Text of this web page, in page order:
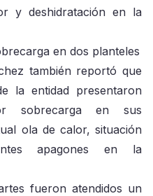
y deshidratación en la
en dos planteles
también reportó que
la entidad presentaron
sobrecarga en sus
ola de calor, situación
apagones en la
fueron atendidos un